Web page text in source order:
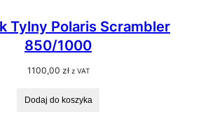
Tylny Polaris Scrambler
850/1000
1100,00 zł z VAT
Dodaj do koszyka